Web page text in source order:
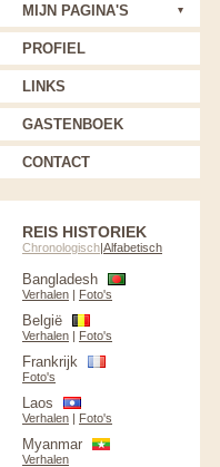
MIJN PAGINA'S
PROFIEL
LINKS
GASTENBOEK
CONTACT
REIS HISTORIEK
Chronologisch|Alfabetisch
Bangladesh
Verhalen | Foto's
België
Verhalen | Foto's
Frankrijk
Foto's
Laos
Verhalen | Foto's
Myanmar
Verhalen